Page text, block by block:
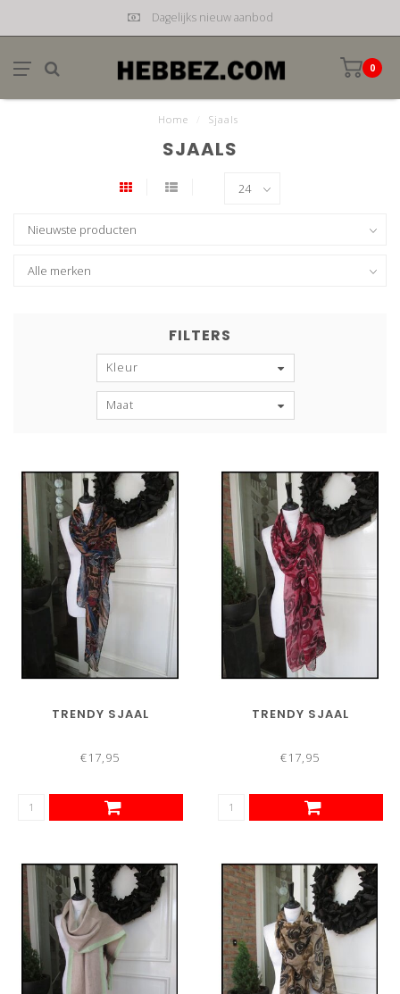
Dagelijks nieuw aanbod
0
Home Sjaals
SJAALS
FILTERS
Kleur
Maat
TRENDY SJAAL
€17,95
TRENDY SJAAL
€17,95